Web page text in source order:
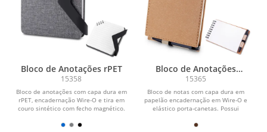
Bloco de Anotações rPET
15358
Bloco de anotações com capa dura em
rPET, encadernação Wire-O e tira em
couro sintético com fecho magnético.
Bloco de Anotações
Papelão com Caneta
15365
Bloco de notas com capa dura em
papelão encadernação em Wire-O e
elástico porta-canetas. Possui